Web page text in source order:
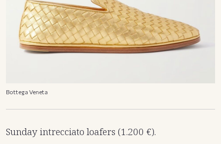
Bottega Veneta
Sunday intrecciato loafers (1.200 €).